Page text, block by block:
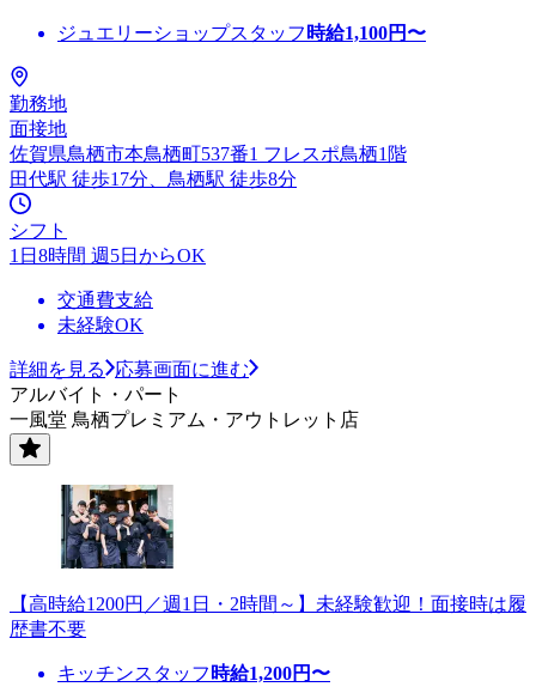
ジュエリーショップスタッフ 時給1,100円〜
勤務地
面接地
佐賀県鳥栖市本鳥栖町537番1 フレスポ鳥栖1階
田代駅 徒歩17分、鳥栖駅 徒歩8分
シフト
1日8時間 週5日からOK
交通費支給
未経験OK
詳細を見る
応募画面に進む
アルバイト・パート
一風堂 鳥栖プレミアム・アウトレット店
【高時給1200円／週1日・2時間～】未経験歓迎！面接時は履
歴書不要
キッチンスタッフ 時給1,200円〜